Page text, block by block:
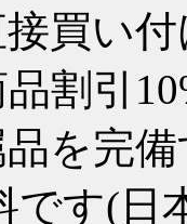
買い
品割引
を完
です(日